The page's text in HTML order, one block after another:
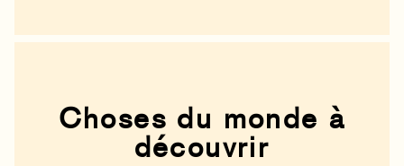
Choses du monde à
découvrir